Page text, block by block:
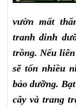
vườn mất
tranh dinh
trồng. Nếu
sẽ tốn nhiều
bảo dưỡng.
cây và trang